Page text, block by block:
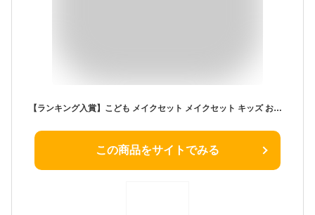
【ランキング入賞】こども メイクセット メイクセット キッズ お化粧セット おもちゃ コスメセット お化粧セット 子供 無害 子供 用 メイク セット 安全 本物 ごっこ遊び メイクセット メイクおもちゃ キッズ プリンセス コスメティック アイシャドウ リップグロス 洗える
この商品をサイトでみる